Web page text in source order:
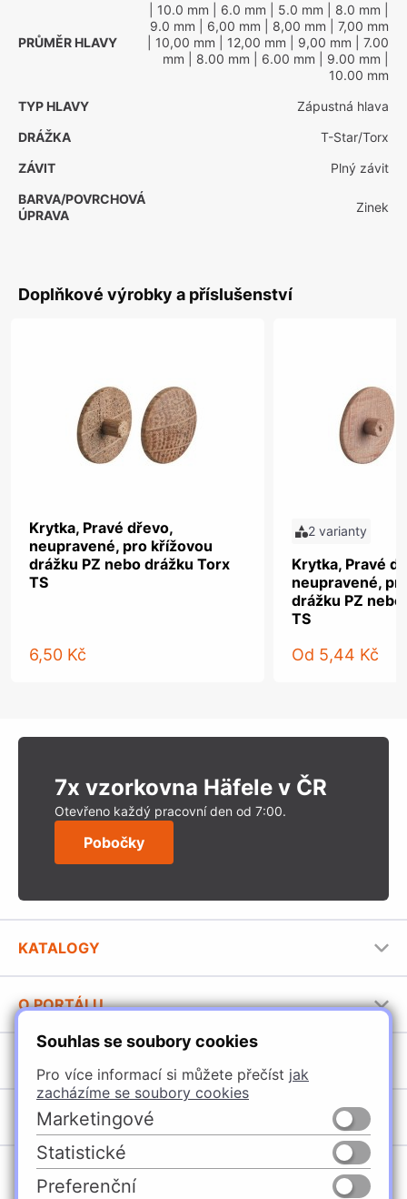
Souhlas se soubory cookies
Pro více informací si můžete přečíst jak
zacházíme se soubory cookies
Marketingové
Statistické
Preferenční
PRŮMĚR HLAVY
| 10.0 mm | 6.0 mm | 5.0 mm | 8.0 mm
9.0 mm | 6,00 mm | 8,00 mm | 7,00 mm
| 10,00 mm | 12,00 mm | 9,00 mm | 7.00
mm | 8.00 mm | 6.00 mm | 9.00 mm
10.00 mm
TYP HLAVY
Zápustná hlava
DRÁŽKA
T-Star/Torx
ZÁVIT
Plný závit
BARVA/POVRCHOVÁ
ÚPRAVA
Zinek
Doplňkové výrobky a příslušenství
Krytka, Pravé dřevo,
neupravené, pro křížovou
drážku PZ nebo drážku Torx
TS
6,50 Kč
2 varianty
Krytka, Pravé
neupravené,
drážku PZ
TS
Od 5,44 Kč
7x vzorkovna Häfele v ČR
Otevřeno každý pracovní den od 7:00.
Pobočky
KATALOGY
Stavební katalog Häfele
Brožury Häfele
O PORTÁLU
Provozovatel portálu
Jak používat portál
Úchytky
Nábytkové kování
Vybavení kuchyní
Osvětlení a elektro
POBOČKY
Domašín
Vyškov